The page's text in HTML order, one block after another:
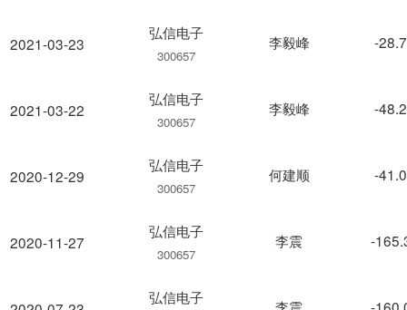
2021-03-23
2021-03-22
2020-12-29
2020-11-27
弘信电子
300657
李毅峰 -
弘信电子
300657
李毅峰 -
弘信电子
300657
何建顺 -
弘信电子
300657
李震 -
弘信电子